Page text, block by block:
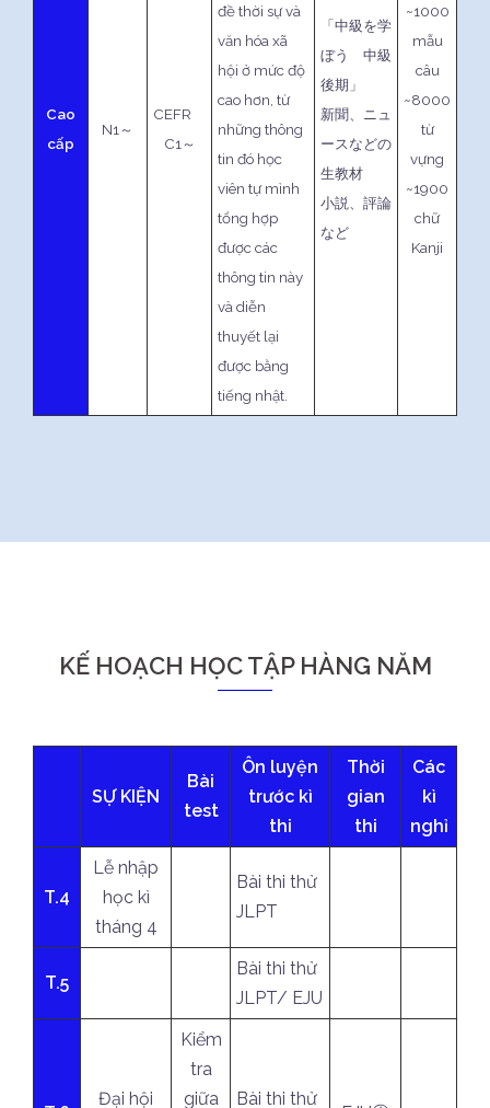
Cao
cấp
N1～
CEFR
C1～
đề thời sự và
văn hóa xã
hội ở mức độ
cao hơn, từ
những thông
tin đó học
viên tự mình
tổng hợp
được các
thông tin này
và diễn
thuyết lại
được bằng
tiếng nhật.
「中級を学
ぼう 中級
後期」
新聞、ニュ
ースなどの
生教材
小説、評論
など
~1000
mẫu
câu
~8000
từ
vựng
~1900
chữ
Kanji
KẾ HOẠCH HỌC TẬP HÀNG NĂM
SỰ KIỆN
Bài
test
Ôn luyện
trước kì
thi
Thời
gian
thi
Các
kì
nghỉ
T.4
Lễ nhập
học kì
tháng 4
Bài thi thử
JLPT
T.5
Bài thi thử
JLPT/ EJU
Đại hội
Kiểm
tra
giữa
Bài thi thử